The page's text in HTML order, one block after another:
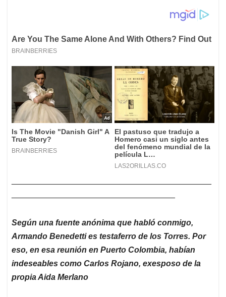
Según una fuente anónima que habló conmigo,
Armando Benedetti es testaferro de los Torres. Por
eso, en esa reunión en Puerto Colombia, habían
indeseables como Carlos Rojano, exesposo de la
propia Aida Merlano